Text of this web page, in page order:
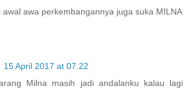
awal awa perkembangannya juga suka MILNA
15 April 2017 at 07:22
Milna masih jadi andalanku kalau lagi